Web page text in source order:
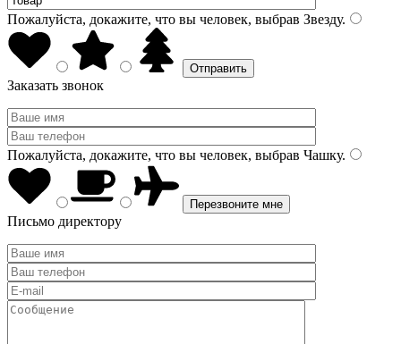
Пожалуйста, докажите, что вы человек, выбрав Звезду.
Заказать звонок
Пожалуйста, докажите, что вы человек, выбрав Чашку.
Письмо директору